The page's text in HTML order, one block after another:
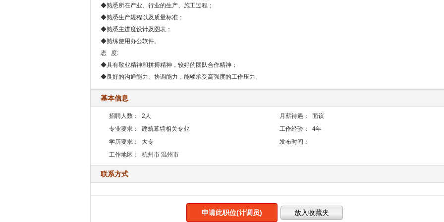
◆熟悉所在产业、行业的生产、施工过程；
◆熟悉生产规程以及质量标准；
◆熟悉主进度设计及图表；
◆熟练使用办公软件。
态 度:
◆具有敬业精神和拼搏精神，较好的团队合作精神；
◆良好的沟通能力、协调能力，能够承受高强度的工作压力。
基本信息
招聘人数： 2人 月薪待遇：
面议
专业要求：
建筑幕墙相关专业 工作经验：
4年
学历要求：
大专
发布时间：
工作地区：
杭州市 温州市
联系方式
申请此职位(计调员)